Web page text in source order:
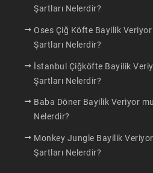
Şartları Nelerdir?
Oses Çiğ Köfte Bayilik
Şartları Nelerdir?
İstanbul Çiğköfte Bayilik
Şartları Nelerdir?
Baba Döner Bayilik Veriyor
Nelerdir?
Monkey Jungle Bayilik
Şartları Nelerdir?